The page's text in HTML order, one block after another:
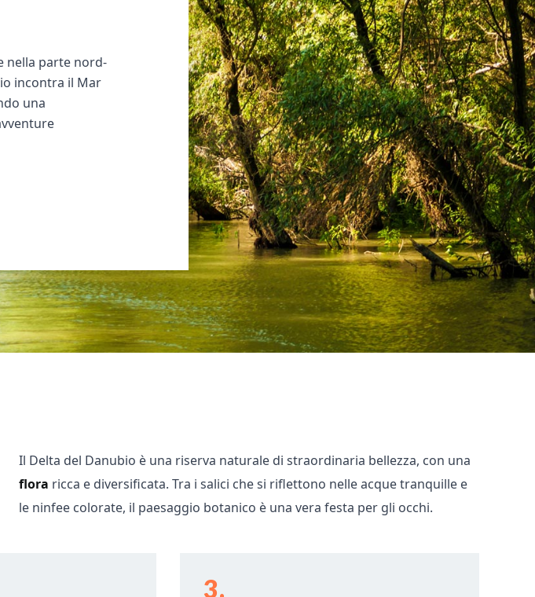
nella parte nord-
incontra il Mar
una
Il Delta del Danubio è una riserva naturale di straordinaria bellezza, con una
flora ricca e diversificata. Tra i salici che si riflettono nelle acque tranquille e
le ninfee colorate, il paesaggio botanico è una vera festa per gli occhi.
3.